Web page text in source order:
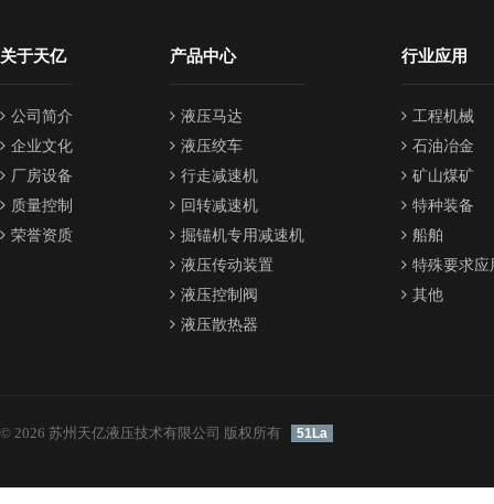
关于天亿
公司简介
企业文化
厂房设备
质量控制
荣誉资质
产品中心
液压马达
液压绞车
行走减速机
回转减速机
掘锚机专用减速机
液压传动装置
液压控制阀
液压散热器
行业应用
工程机械
石油冶金
矿山煤矿
特种装备
船舶
特殊要求应
其他
© 2026 苏州天亿液压技术有限公司 版权所有 51La